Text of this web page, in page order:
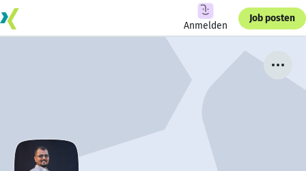
Anmelden
Job posten